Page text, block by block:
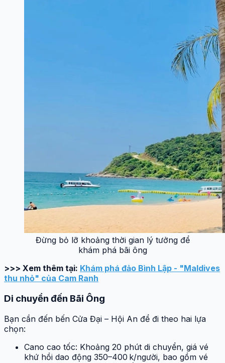
Đừng bỏ lỡ khoảng thời gian lý tưởng để
khám phá bãi ông
>>> Xem thêm tại: Khám phá đảo Bình Lập - "Maldives
thu nhỏ" của Cam Ranh
Di chuyển đến Bãi Ông
Bạn cần đến bến Cửa Đại – Hội An để đi theo hai lựa
chọn:
Cano cao tốc: Khoảng 20 phút di chuyển, giá vé
khứ hồi dao động 350–400 k/người, bao gồm vé